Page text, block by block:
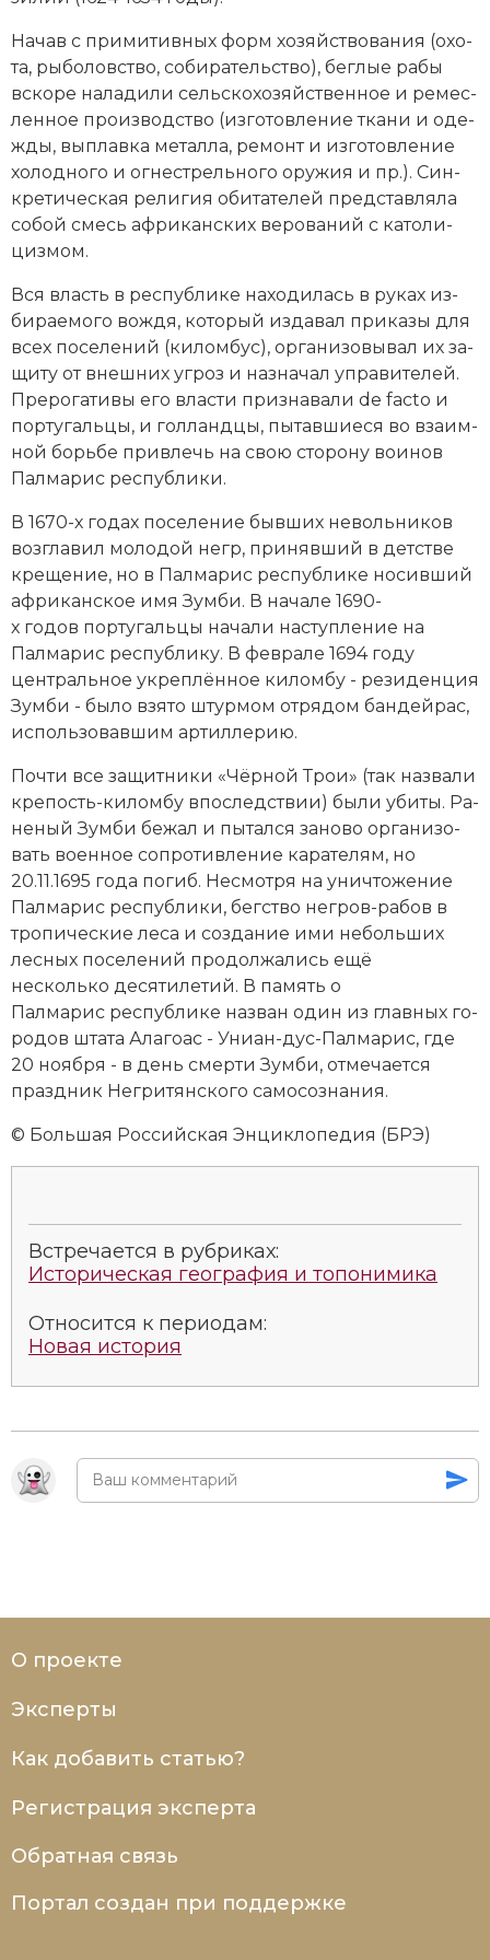
Новейшая история
Нумизматика
Образование
Общественные объединения и организации
Политическая история
Революции и народные движения
Религия и церковь
Россия
Северная Америка
Специальные исторические дисциплины
СССР
Южная Америка
На­чав с при­ми­тив­ных форм хо­зяй­ст­во­ва­ния (охо­
та, ры­бо­лов­ст­во, со­би­ра­тель­ст­во), бег­лые ра­бы
вско­ре на­ла­ди­ли сельскохозяйственное и ре­мес­
лен­ное про­изводство (из­го­тов­ле­ние тка­ни и оде­
ж­ды, вы­плав­ка ме­тал­ла, ре­монт и из­го­тов­ле­ние
хо­лод­но­го и ог­не­стрель­но­го ору­жия и пр.). Син­
кре­ти­ческая ре­ли­гия оби­та­те­лей пред­став­ля­ла
со­бой смесь африканских ве­ро­ва­ний с ка­то­ли­
циз­мом.
Вся власть в рес­пуб­ли­ке на­хо­ди­лась в ру­ках из­
би­рае­мо­го во­ж­дя, ко­то­рый из­да­вал при­ка­зы для
всех по­се­ле­ний (ки­лом­бус), ор­га­ни­зо­вы­вал их за­
щи­ту от внеш­них уг­роз и на­зна­чал упра­ви­те­лей.
Пре­ро­га­ти­вы его вла­сти при­зна­ва­ли de facto и
пор­ту­галь­цы, и гол­ланд­цы, пы­тав­шие­ся во вза­им­
ной борь­бе при­влечь на свою сто­ро­ну вои­нов
Палмарис республики.
В 1670-х годах по­се­ле­ние бывших не­воль­ни­ков
воз­гла­вил мо­ло­дой негр, при­няв­ший в дет­ст­ве
кре­ще­ние, но в Палмарис республике но­сив­ший
африканское имя Зум­би. В начале 1690-
х годов пор­ту­галь­цы на­ча­ли на­сту­п­ле­ние на
Палмарис республику. В феврале 1694 году
центральное ук­ре­п­лён­ное ки­лом­бу - ре­зи­ден­ция
Зум­би - бы­ло взя­то штур­мом от­ря­дом бан­дей­рас,
ис­поль­зо­вав­шим ар­тил­ле­рию.
Поч­ти все за­щит­ни­ки «Чёр­ной Трои» (так на­зва­ли
кре­пость-ки­лом­бу впо­след­ст­вии) бы­ли уби­ты. Ра­
не­ный Зу­м­би бе­жал и пы­тал­ся за­но­во ор­га­ни­зо­
вать во­енное со­про­тив­ле­ние ка­ра­те­лям, но
20.11.1695 года по­гиб. Не­смот­ря на унич­то­же­ние
Палмарис республики, бег­ст­во нег­ров-ра­бов в
тро­пические ле­са и соз­да­ние ими не­боль­ших
лес­ных по­се­ле­ний про­дол­жа­лись ещё
несколько де­ся­ти­ле­тий. В па­мять о
Палмарис республике на­зван один из главных го­
ро­дов шта­та Ала­го­ас - Уни­ан-дус-Пал­ма­рис, где
20 но­ября - в день смер­ти Зум­би, от­ме­ча­ет­ся
празд­ник Нег­ри­тян­ско­го са­мо­соз­на­ния.
© Большая Российская Энциклопедия (БРЭ)
Встречается в рубриках:
Историческая география и топонимика
Относится к периодам:
Новая история
О проекте
Эксперты
Как добавить статью?
Регистрация эксперта
Обратная связь
Портал создан при поддержке